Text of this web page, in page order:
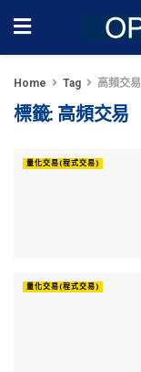
Home Tag 高頻交易
標籤: 高頻交易
量化交易(程式交易)
量化交易(程式交易)